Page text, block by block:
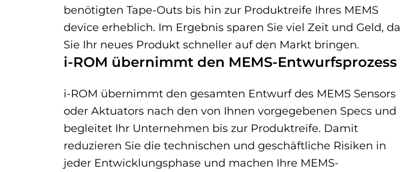
benötigten Tape-Outs bis hin zur Produktreife Ihres MEMS
device erheblich. Im Ergebnis sparen Sie viel Zeit und Geld, da
Sie Ihr neues Produkt schneller auf den Markt bringen.
i-ROM übernimmt den MEMS-Entwurfsprozess
i-ROM übernimmt den gesamten Entwurf des MEMS Sensors
oder Aktuators nach den von Ihnen vorgegebenen Specs und
begleitet Ihr Unternehmen bis zur Produktreife. Damit
reduzieren Sie die technischen und geschäftliche Risiken in
jeder Entwicklungsphase und machen Ihre MEMS­-